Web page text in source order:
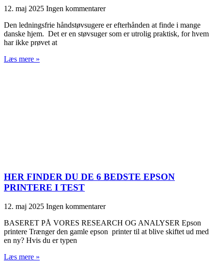
12. maj 2025 Ingen kommentarer
Den ledningsfrie håndstøvsugere er efterhånden at finde i mange
danske hjem. Det er en støvsuger som er utrolig praktisk, for hvem
har ikke prøvet at
Læs mere »
HER FINDER DU DE 6 BEDSTE EPSON
PRINTERE I TEST
12. maj 2025 Ingen kommentarer
BASERET PÅ VORES RESEARCH OG ANALYSER Epson
printere Trænger den gamle epson printer til at blive skiftet ud med
en ny? Hvis du er typen
Læs mere »